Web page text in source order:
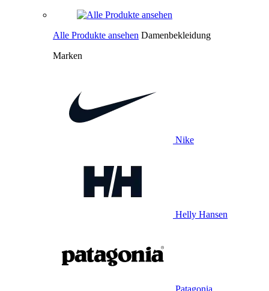
Alle Produkte ansehen Damenbekleidung
Marken
Nike
Helly Hansen
Patagonia